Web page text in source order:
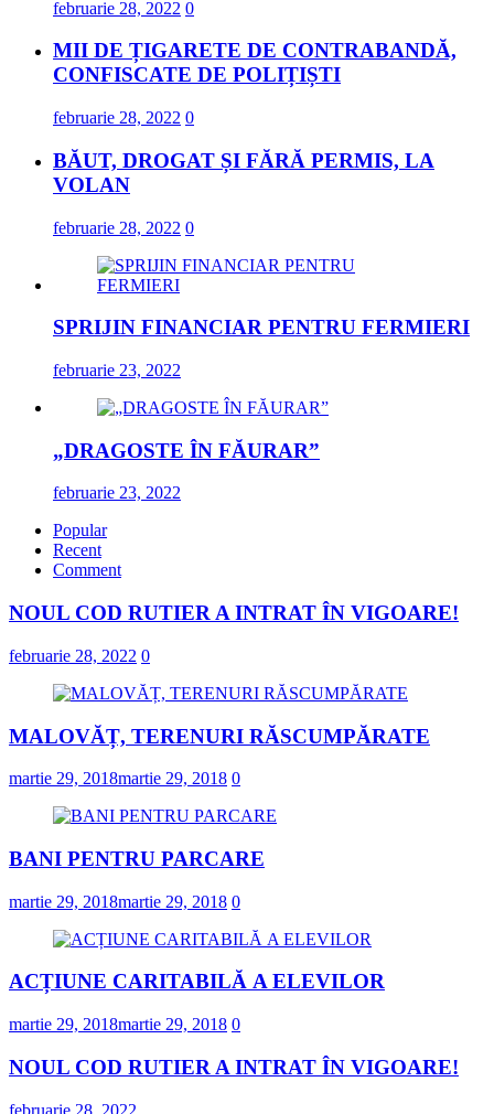
februarie 28, 2022 0
MII DE ȚIGARETE DE CONTRABANDĂ,
CONFISCATE DE POLIȚIȘTI
februarie 28, 2022 0
BĂUT, DROGAT ȘI FĂRĂ PERMIS, LA
VOLAN
februarie 28, 2022 0
SPRIJIN FINANCIAR PENTRU FERMIERI
februarie 23, 2022
„DRAGOSTE ÎN FĂURAR”
februarie 23, 2022
Popular
Recent
Comment
NOUL COD RUTIER A INTRAT ÎN VIGOARE!
februarie 28, 2022 0
MALOVĂȚ, TERENURI RĂSCUMPĂRATE
martie 29, 2018martie 29, 2018 0
BANI PENTRU PARCARE
martie 29, 2018martie 29, 2018 0
ACȚIUNE CARITABILĂ A ELEVILOR
martie 29, 2018martie 29, 2018 0
NOUL COD RUTIER A INTRAT ÎN VIGOARE!
februarie 28, 2022